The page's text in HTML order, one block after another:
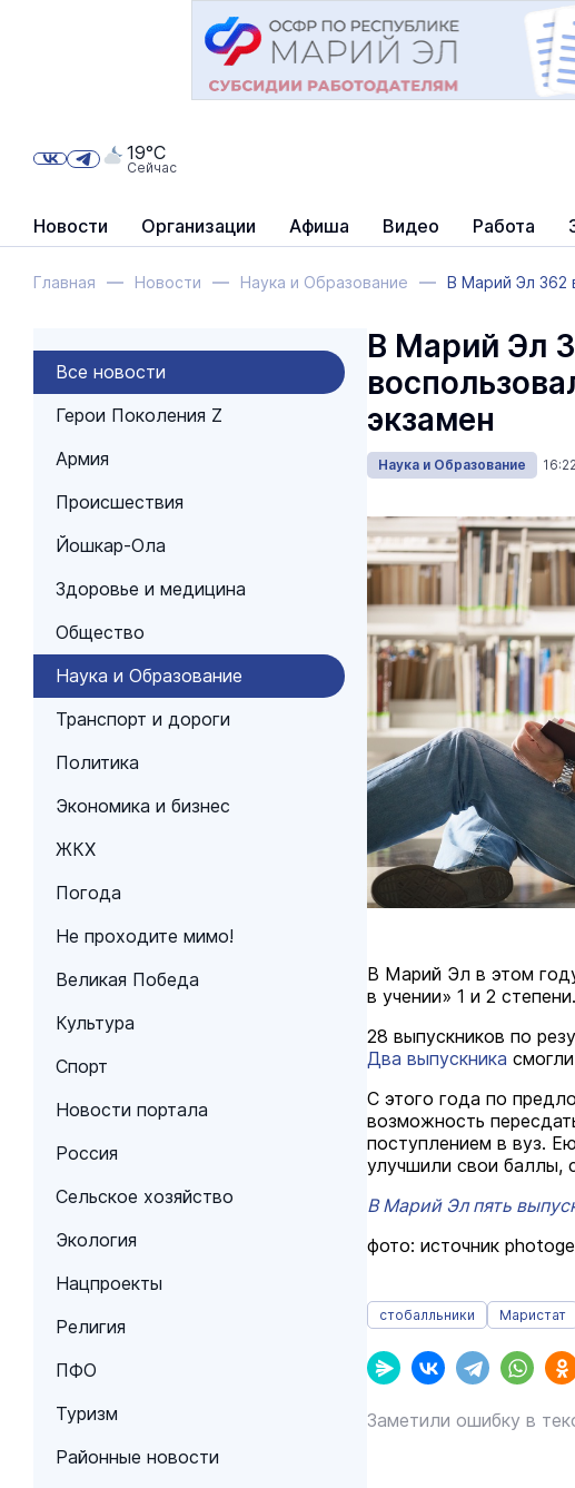
Новости Организации Афиша Видео Работа
19°C
Сейчас
Главная Новости Наука и Образование В Марий Эл 362
Все новости
Герои Поколения Z
Армия
Происшествия
Йошкар-Ола
Здоровье и медицина
Общество
Наука и Образование
Транспорт и дороги
Политика
Экономика и бизнес
ЖКХ
Погода
Не проходите мимо!
Великая Победа
Культура
Спорт
Новости портала
Россия
Сельское хозяйство
Экология
Нацпроекты
Религия
ПФО
Туризм
Районные новости
В Марий Эл
экзамен
Наука и Образование
В Марий Эл в этом
в учении» 1 и 2
28 выпускников по
Два выпускника
С этого года по
возможность
поступлением в вуз.
улучшили свои баллы,
В Марий Эл пять
фото: источник
стобалльники Маристат
Заметили ошибку в